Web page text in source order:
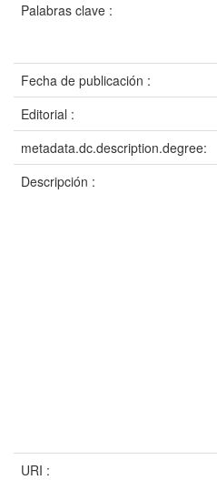
Palabras clave :
Fecha de publicación :
Editorial :
metadata.dc.description.degree:
Descripción :
URI :